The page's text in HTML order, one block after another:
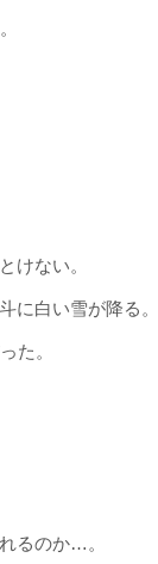
けない。
に白い雪が降る。
た。
るのか…。